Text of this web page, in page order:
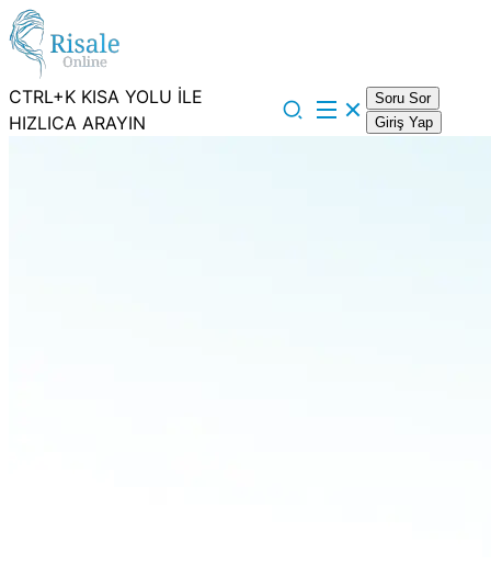
CTRL+K KISA YOLU İLE
HIZLICA ARAYIN
Soru Sor
Giriş Yap